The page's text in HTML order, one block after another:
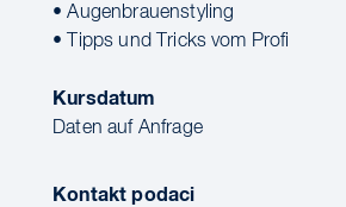
• Augenbrauenstyling
• Tipps und Tricks vom Profi
Kursdatum
Daten auf Anfrage
Kontakt podaci